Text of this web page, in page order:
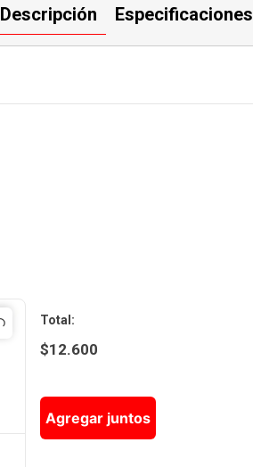
Descripción Especificaciones
Total :
$12.600
Agregar juntos